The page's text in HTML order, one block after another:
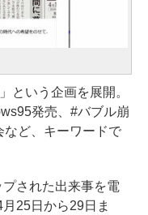
という企画を展開。
発売、#バブル崩
ど、キーワードで
された出来事を電
25日から29日ま